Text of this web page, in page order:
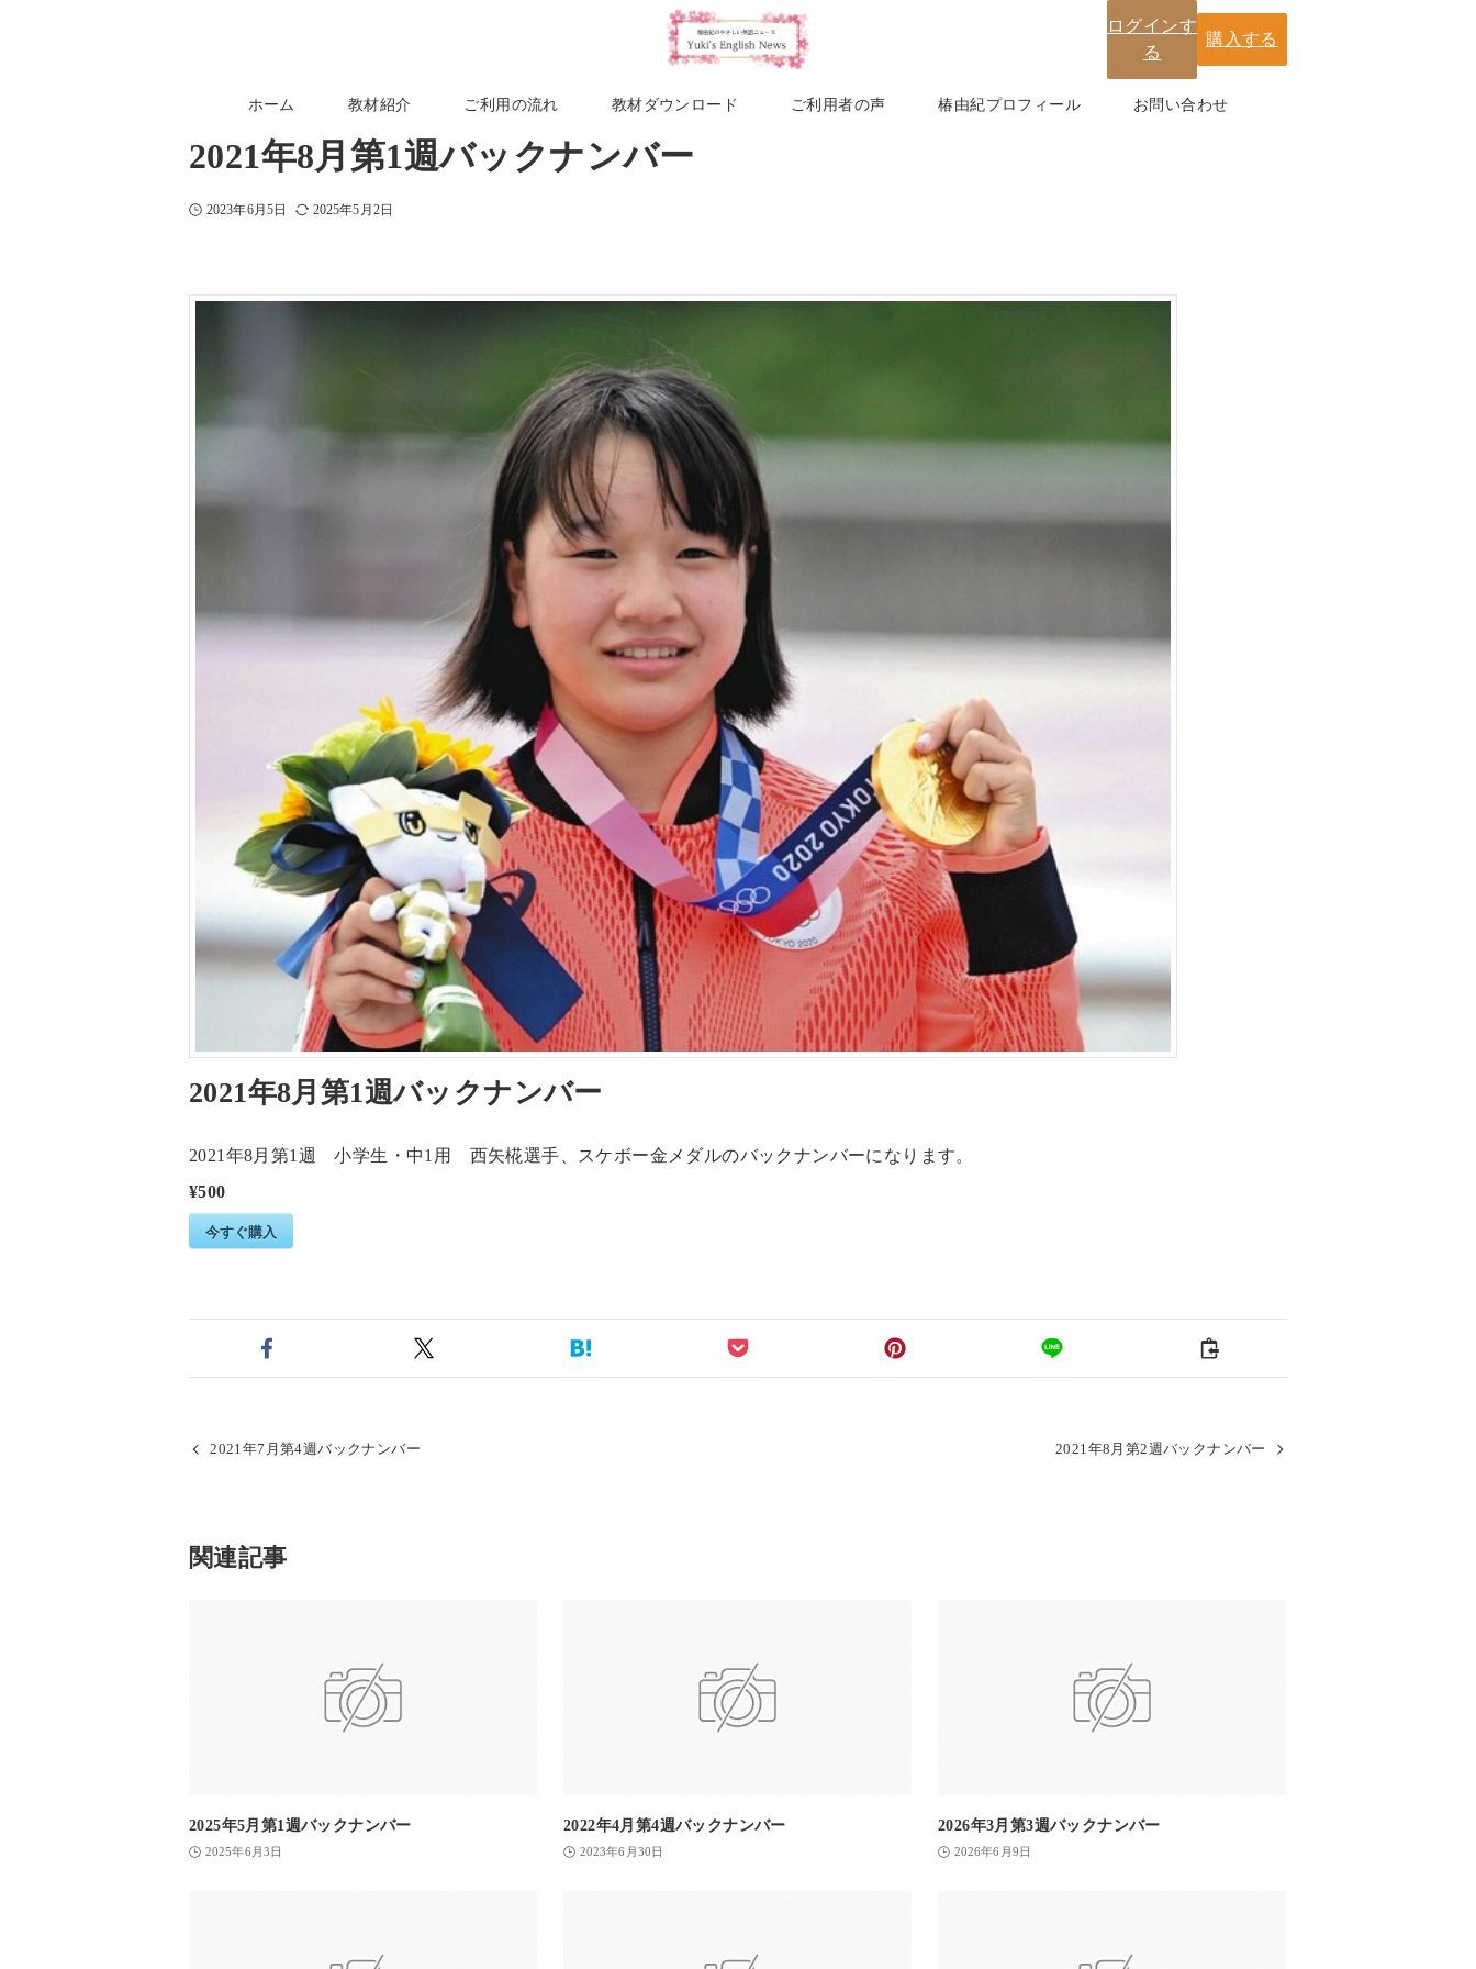
ログインす
る
購入する
ホーム 教材紹介 ご利用の流れ 教材ダウンロード ご利用者の声 椿由紀プロフィール お問い合わせ
2021年8月第1週バックナンバー
2023年6月5日 2025年5月2日
2021年8月第1週バックナンバー
2021年8月第1週 小学生・中1用 西矢椛選手、スケボー金メダルのバックナンバーになります。
¥500
今すぐ購入
2021年7月第4週バックナンバー 2021年8月第2週バックナンバー
関連記事
2025年5月第1週バックナンバー
2025年6月3日
2022年4月第4週バックナンバー
2023年6月30日
2026年3月第3週バックナンバー
2026年6月9日